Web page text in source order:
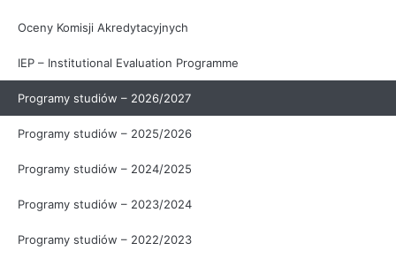
Oceny Komisji Akredytacyjnych
IEP – Institutional Evaluation Programme
Programy studiów – 2026/2027
Programy studiów – 2025/2026
Programy studiów – 2024/2025
Programy studiów – 2023/2024
Programy studiów – 2022/2023